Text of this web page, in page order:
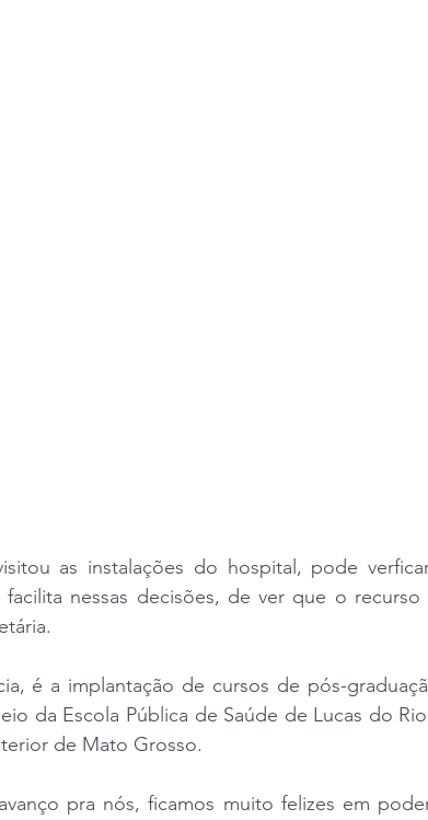
as instalações do hospital, pode
nessas decisões, de ver que o
é a implantação de cursos de pós-
da Escola Pública de Saúde de Lucas do
de Mato Grosso.
pra nós, ficamos muito felizes em